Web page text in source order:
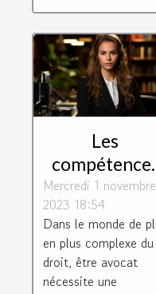
Les
essentielles
requises pour
être un
efficace
Mercredi 1 novembre
2023 18:54
Dans le monde de
en plus complexe du
droit, être avocat
nécessite une